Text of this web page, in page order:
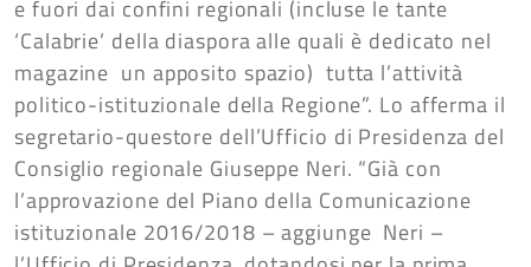
e fuori dai confini regionali (incluse le tante
‘Calabrie’ della diaspora alle quali è dedicato nel
magazine un apposito spazio) tutta l’attività
politico-istituzionale della Regione”. Lo afferma il
segretario-questore dell’Ufficio di Presidenza del
Consiglio regionale Giuseppe Neri. “Già con
l’approvazione del Piano della Comunicazione
istituzionale 2016/2018 – aggiunge Neri –